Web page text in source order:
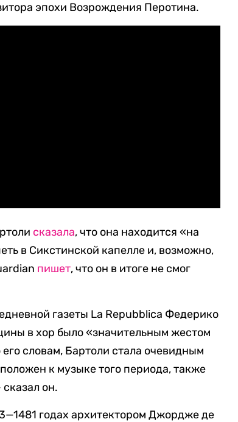
эпохи Возрождения Перотина.
сказала, что она находится «на
в Сикстинской капелле и, возможно,
пишет, что он в итоге не смог
газеты La Repubblica Федерико
в хор было «значительным жестом
словам, Бартоли стала очевидным
к музыке того периода, также
он.
годах архитектором Джордже де